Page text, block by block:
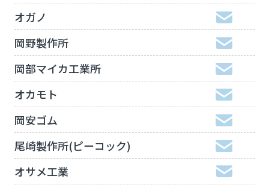
オガノ
岡野製作所
岡部マイカ工業所
オカモト
岡安ゴム
尾崎製作所(ピーコック)
オサメ工業